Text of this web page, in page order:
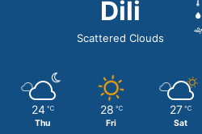
Dili
Scattered Clouds
24 ℃
Thu
28 ℃
Fri
27 ℃
Sat